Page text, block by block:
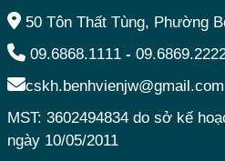
50 Tôn Thất Tùng, Phường
09.6868.1111 -
cskh.benhvienjw@gmail.com
MST: 3602494834 do sở kế
ngày 10/05/2011